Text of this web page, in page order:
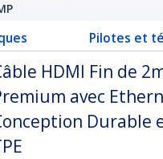
Pilotes et
HDMI Fin de
avec
Durable